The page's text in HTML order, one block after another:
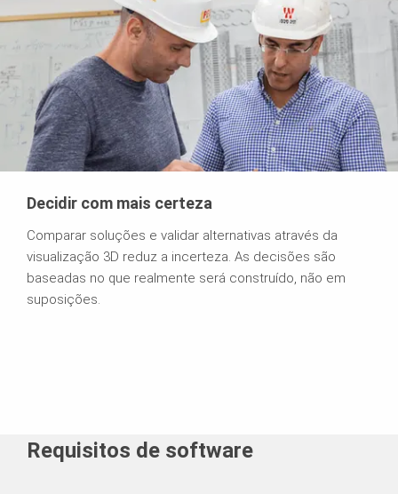
Decidir com mais certeza
Comparar soluções e validar alternativas através da
visualização 3D reduz a incerteza. As decisões são
baseadas no que realmente será construído, não em
suposições.
Requisitos de software